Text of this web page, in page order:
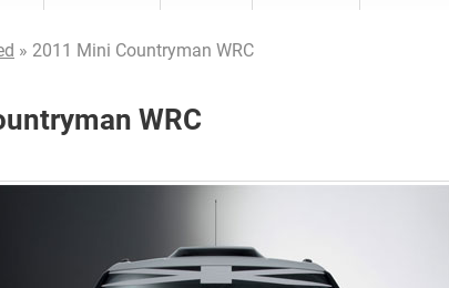
» 2011 Mini Countryman WRC
WRC